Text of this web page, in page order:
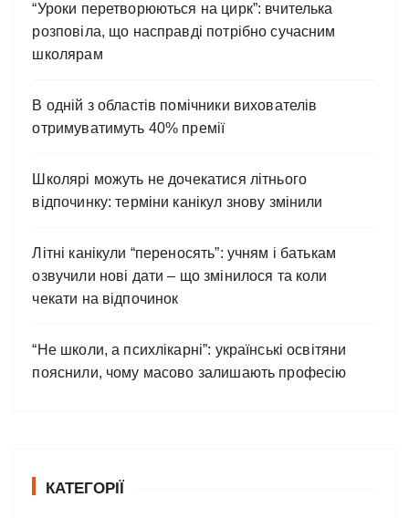
“Уроки перетворюються на цирк”: вчителька
розповіла, що насправді потрібно сучасним
школярам
В одній з областів помічники вихователів
отримуватимуть 40% премії
Школярі можуть не дочекатися літнього
відпочинку: терміни канікул знову змінили
Літні канікули “переносять”: учням і батькам
озвучили нові дати – що змінилося та коли
чекати на відпочинок
“Не школи, а психлікарні”: українські освітяни
пояснили, чому масово залишають професію
КАТЕГОРІЇ